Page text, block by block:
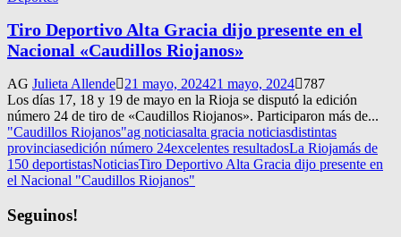
Tiro Deportivo Alta Gracia dijo presente en el
Nacional «Caudillos Riojanos»
AG Julieta Allende 21 mayo, 202421 mayo, 2024
787
Los días 17, 18 y 19 de mayo en la Rioja se disputó la edición
número 24 de tiro de «Caudillos Riojanos». Participaron más de...
"Caudillos Riojanos"ag noticiasalta gracia noticiasdistintas
provinciasedición número 24excelentes resultadosLa Riojamás de
150 deportistasNoticiasTiro Deportivo Alta Gracia dijo presente en
el Nacional "Caudillos Riojanos"
Seguinos!